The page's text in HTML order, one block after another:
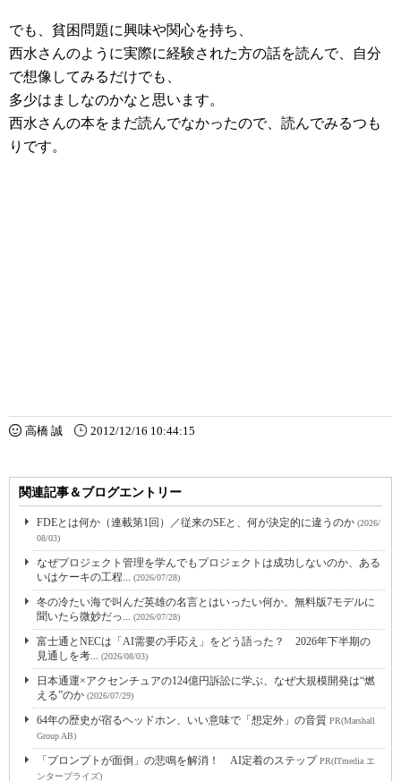
でも、貧困問題に興味や関心を持ち、
西水さんのように実際に経験された方の話を読んで、自分
で想像してみるだけでも、
多少はましなのかなと思います。
西水さんの本をまだ読んでなかったので、読んでみるつも
りです。
高橋 誠 2012/12/16 10:44:15
関連記事＆ブログエントリー
FDEとは何か（連載第1回）／従来のSEと、何が決定的に違うのか (2026/
08/03)
なぜプロジェクト管理を学んでもプロジェクトは成功しないのか、ある
いはケーキの工程... (2026/07/28)
冬の冷たい海で叫んだ英雄の名言とはいったい何か。無料版7モデルに
聞いたら微妙だっ... (2026/07/28)
富士通とNECは「AI需要の手応え」をどう語った？ 2026年下半期の
見通しを考... (2026/08/03)
日本通運×アクセンチュアの124億円訴訟に学ぶ、なぜ大規模開発は“燃
える”のか (2026/07/29)
64年の歴史が宿るヘッドホン、いい意味で「想定外」の音質 PR(Marshall
Group AB)
「プロンプトが面倒」の悲鳴を解消！ AI定着のステップPR(ITmedia エ
ンタープライズ)